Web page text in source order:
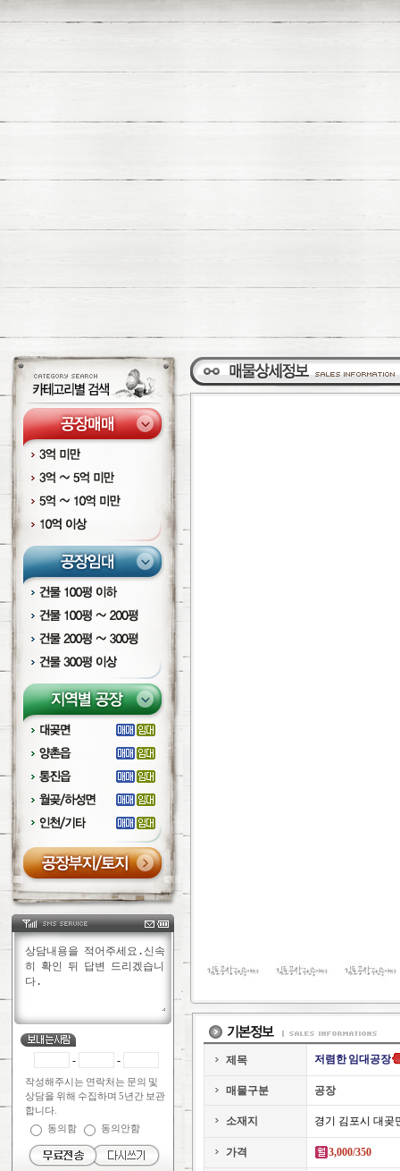
- -
작성해주시는 연락처는 문의 및
상담을 위해 수집하며 5년간 보관
합니다.
동의함
동의안함
제목 저렴한 임대공장
매물구분 공장
소재지 경기 김포시 대곶
가격 3,000/350